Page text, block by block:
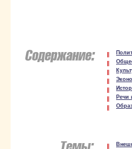
Речи